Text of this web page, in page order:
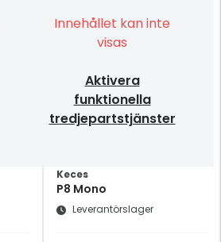
Innehållet kan inte
visas
Aktivera
funktionella
tredjepartstjänster
Keces
P8 Mono
Leverantörslager